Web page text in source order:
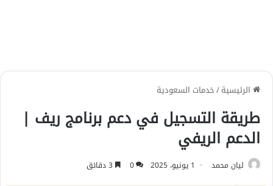
الرئيسية/خدمات السعودية
طريقة التسجيل في دعم برنامج ريف |
الدعم الريفي
ليان محمد 1 يونيو، 2025 0